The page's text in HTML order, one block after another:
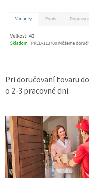
Pri doručovaní tovaru
o 2-3 pracovné dni.